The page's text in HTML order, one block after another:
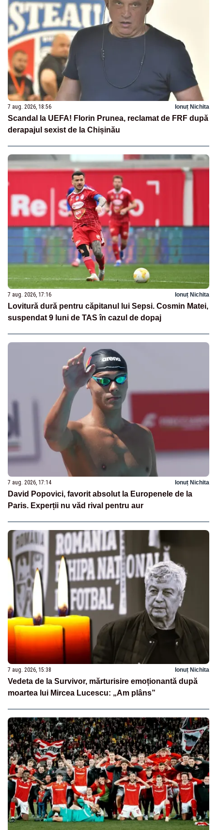
7 aug. 2026, 18:56 Ionuț Nichita
Scandal la UEFA! Florin Prunea, reclamat de FRF după
derapajul sexist de la Chișinău
7 aug. 2026, 17:16 Ionuț Nichita
Lovitură dură pentru căpitanul lui Sepsi. Cosmin Matei,
suspendat 9 luni de TAS în cazul de dopaj
7 aug. 2026, 17:14 Ionuț Nichita
David Popovici, favorit absolut la Europenele de la
Paris. Experții nu văd rival pentru aur
7 aug. 2026, 15:38 Ionuț Nichita
Vedeta de la Survivor, mărturisire emoționantă după
moartea lui Mircea Lucescu: „Am plâns”